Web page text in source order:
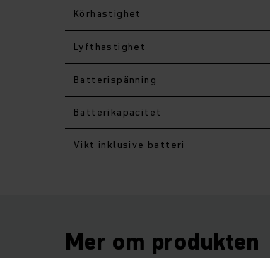
Körhastighet
Lyfthastighet
Batterispänning
Batterikapacitet
Vikt inklusive batteri
Mer om produkten